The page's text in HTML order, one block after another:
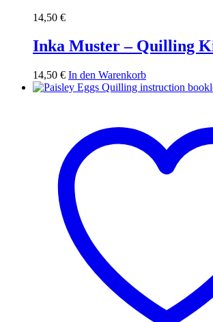
14,50 €
Inka Muster – Quilling
14,50 € In den Warenkorb